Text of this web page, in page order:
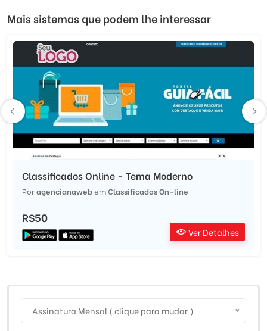
Mais sistemas que podem lhe interessar
Classificados Online - Tema Moderno
PoragencianawebemClassificados On-line
R$50
Ver Detalhes
Assinatura Mensal ( clique para mudar )